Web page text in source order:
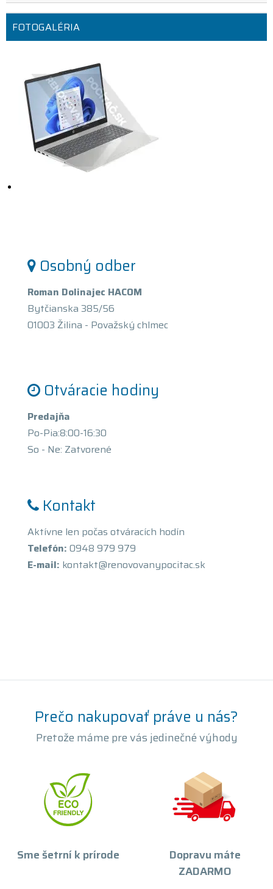
FOTOGALÉRIA
Osobný odber
Roman Dolinajec HACOM
Bytčianska 385/56
01003 Žilina - Považský chlmec
Otváracie hodiny
Predajňa
Po-Pia:8:00-16:30
So - Ne: Zatvorené
Kontakt
Aktívne len počas otváracích hodín
Telefón: 0948 979 979
E-mail: kontakt@renovovanypocitac.sk
Prečo nakupovať práve u nás?
Pretože máme pre vás jedinečné výhody
Sme šetrní k prírode
Dopravu máte
ZADARMO